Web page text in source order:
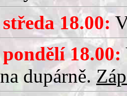
18.00:
pondělí 18.00:
dupárně.